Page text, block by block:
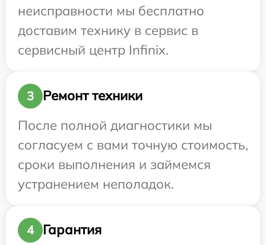
неисправности мы бесплатно
доставим технику в сервис в
сервисный центр Infinix.
3
Ремонт техники
После полной диагностики мы
согласуем с вами точную стоимость,
сроки выполнения и займемся
устранением неполадок.
4 Гарантия